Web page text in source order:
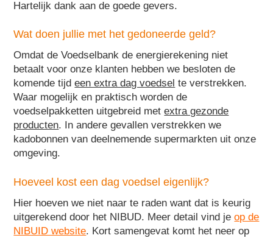
Hartelijk dank aan de goede gevers.
Wat doen jullie met het gedoneerde geld?
Omdat de Voedselbank de energierekening niet
betaalt voor onze klanten hebben we besloten de
komende tijdeen extra dag voedsel te verstrekken.
Waar mogelijk en praktisch worden de
voedselpakketten uitgebreid metextra gezonde
producten. In andere gevallen verstrekken we
kadobonnen van deelnemende supermarkten uit onze
omgeving.
Hoeveel kost een dag voedsel eigenlijk?
Hier hoeven we niet naar te raden want dat is keurig
uitgerekend door het NIBUD. Meer detail vind jeop de
NIBUID website. Kort samengevat komt het neer op